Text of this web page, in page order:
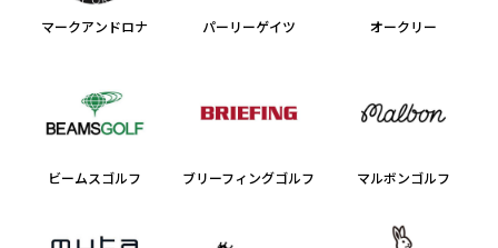
マークアンドロナ パーリーゲイツ オークリー
ビームスゴルフ ブリーフィングゴルフ マルボンゴルフ